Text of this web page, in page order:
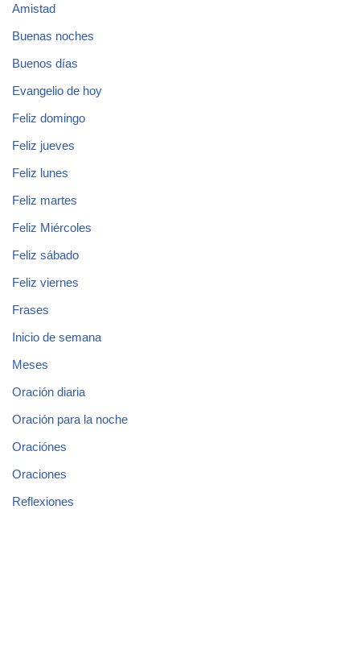
Amistad
Buenas noches
Buenos días
Evangelio de hoy
Feliz domingo
Feliz jueves
Feliz lunes
Feliz martes
Feliz Miércoles
Feliz sábado
Feliz viernes
Frases
Inicio de semana
Meses
Oración diaria
Oración para la noche
Oraciónes
Oraciones
Reflexiones